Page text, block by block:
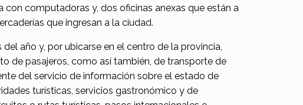
computadoras y, dos oficinas anexas que están a
que ingresan a la ciudad.
año y, por ubicarse en el centro de la provincia,
de pasajeros, como así también, de transporte de
del servicio de información sobre el estado de
turísticas, servicios gastronómico y de